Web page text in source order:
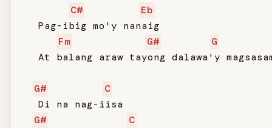
C#
Eb
   Pag-ibig mo'y nanaig
Fm
G#
G
At balang araw tayong dalawa'y
G#
C
   Di na nag-iisa
G#
C